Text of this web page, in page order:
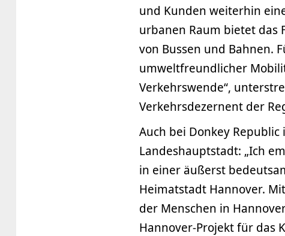
und Kunden weiterhin
urbanen Raum bietet das
von Bussen und Bahnen.
umweltfreundlicher
Verkehrswende“,
Verkehrsdezernent der
Auch bei Donkey
Landeshauptstadt: „Ich
in einer äußerst
Heimatstadt Hannover.
der Menschen in
Hannover-Projekt für das